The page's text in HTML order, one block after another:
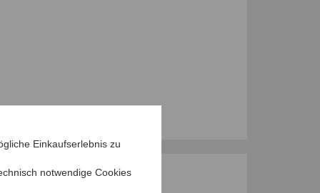
Einkaufserlebnis zu
notwendige Cookies